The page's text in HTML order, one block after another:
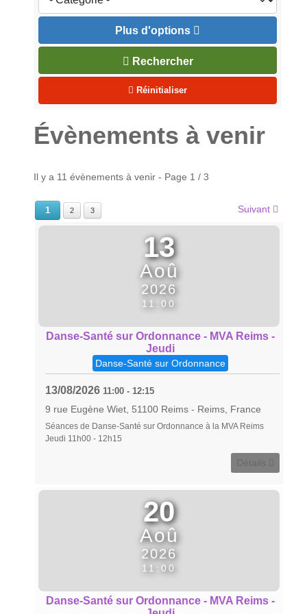
Plus d'options
Rechercher
Réinitialiser
Évènements à venir
Il y a 11 évènements à venir - Page 1 / 3
1 2 3 Suivant
13
Aoû
2026
11:00
Danse-Santé sur Ordonnance - MVA Reims -
Jeudi
Danse-Santé sur Ordonnance
13/08/2026 11:00 - 12:15
9 rue Eugène Wiet, 51100 Reims - Reims, France
Séances de Danse-Santé sur Ordonnance à la MVA Reims
Jeudi 11h00 - 12h15
Détails
20
Aoû
2026
11:00
Danse-Santé sur Ordonnance - MVA Reims -